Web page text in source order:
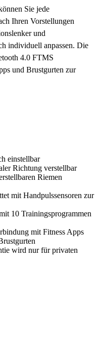
Sie jede
Ihren Vorstellungen
und
individuell anpassen. Die
4.0 FTMS
und Brustgurten zur
einstellbar
Richtung verstellbar
Riemen
mit Handpulssensoren zur
10 Trainingsprogrammen
mit Fitness Apps
wird nur für privaten